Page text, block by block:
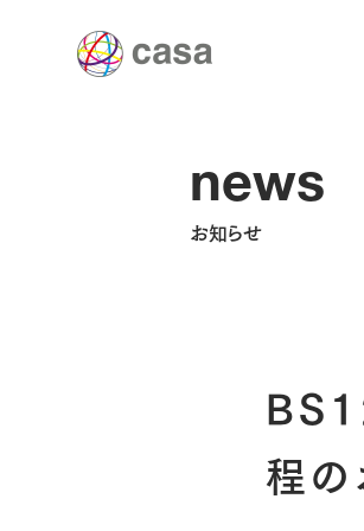
news
お知らせ
程の